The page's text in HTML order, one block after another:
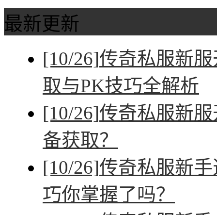
最新更新
[10/26]传奇私服新
取与PK技巧全解析
[10/26]传奇私服新
备获取？
[10/26]传奇私服新
巧你掌握了吗？